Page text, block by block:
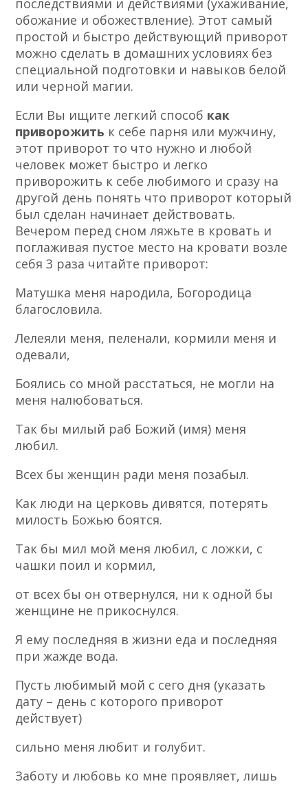
последствиями и действиями (ухаживание,
обожание и обожествление). Этот самый
простой и быстро действующий приворот
можно сделать в домашних условиях без
специальной подготовки и навыков белой
или черной магии.
Если Вы ищите легкий способ как
приворожить к себе парня или мужчину,
этот приворот то что нужно и любой
человек может быстро и легко
приворожить к себе любимого и сразу на
другой день понять что приворот который
был сделан начинает действовать.
Вечером перед сном ляжьте в кровать и
поглаживая пустое место на кровати возле
себя 3 раза читайте приворот:
Матушка меня народила, Богородица
благословила.
Лелеяли меня, пеленали, кормили меня и
одевали,
Боялись со мной расстаться, не могли на
меня налюбоваться.
Так бы милый раб Божий (имя) меня
любил.
Всех бы женщин ради меня позабыл.
Как люди на церковь дивятся, потерять
милость Божью боятся.
Так бы мил мой меня любил, с ложки, с
чашки поил и кормил,
от всех бы он отвернулся, ни к одной бы
женщине не прикоснулся.
Я ему последняя в жизни еда и последняя
при жажде вода.
Пусть любимый мой с сего дня (указать
дату – день с которого приворот
действует)
сильно меня любит и голубит.
Заботу и любовь ко мне проявляет, лишь